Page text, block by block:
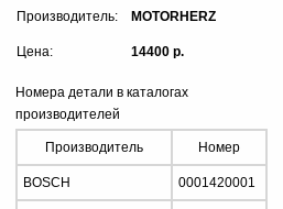
Производитель: MOTORHERZ
Цена: 14400 р.
Номера детали в каталогах
производителей
Производитель Номер
BOSCH 0001420001